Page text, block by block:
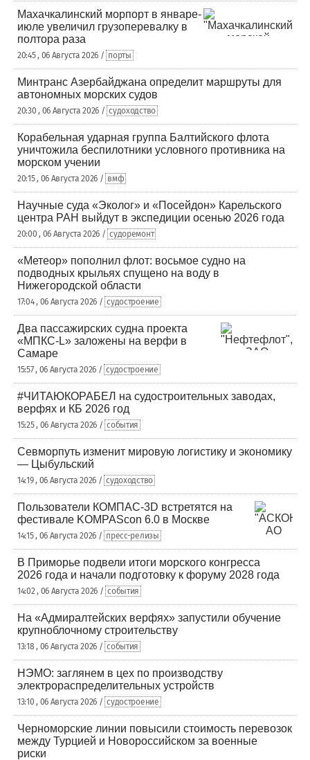
Махачкалинский морпорт в январе-
июле увеличил грузоперевалку в
полтора раза
20:45 , 06 Августа 2026 / порты
Минтранс Азербайджана определит маршруты для
автономных морских судов
20:30 , 06 Августа 2026 / судоходство
Корабельная ударная группа Балтийского флота
уничтожила беспилотники условного противника на
морском учении
20:15 , 06 Августа 2026 / вмф
Научные суда «Эколог» и «Посейдон» Карельского
центра РАН выйдут в экспедиции осенью 2026 года
20:00 , 06 Августа 2026 / судоремонт
«Метеор» пополнил флот: восьмое судно на
подводных крыльях спущено на воду в
Нижегородской области
17:04 , 06 Августа 2026 / судостроение
Два пассажирских судна проекта
«МПКС-L» заложены на верфи в
Самаре
15:57 , 06 Августа 2026 / судостроение
#ЧИТАЮКОРАБЕЛ на судостроительных заводах,
верфях и КБ 2026 год
15:25 , 06 Августа 2026 / события
Севморпуть изменит мировую логистику и экономику
— Цыбульский
14:19 , 06 Августа 2026 / судоходство
Пользователи КОМПАС-3D встретятся на
фестивале KOMPAScon 6.0 в Москве
14:15 , 06 Августа 2026 / пресс-релизы
В Приморье подвели итоги морского конгресса
2026 года и начали подготовку к форуму 2028 года
14:02 , 06 Августа 2026 / события
На «Адмиралтейских верфях» запустили обучение
крупноблочному строительству
13:18 , 06 Августа 2026 / события
НЭМО: заглянем в цех по производству
электрораспределительных устройств
13:10 , 06 Августа 2026 / судостроение
Черноморские линии повысили стоимость перевозок
между Турцией и Новороссийском за военные
риски